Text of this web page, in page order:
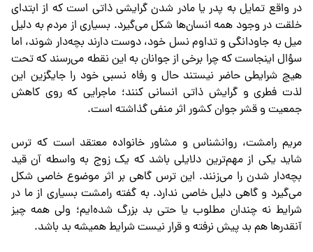
در واقع تمایل به پدر یا مادر شدن گرایشی ذاتی است که از ابتدای
خلقت در وجود همه انسان‌ها شکل می‌گیرد. بسیاری از مردم به دلیل
میل به جاودانگی و تداوم نسل خود، دوست دارند بچه‌دار شوند، اما
سؤال اینجاست که چرا برخی از جوانان به این نقطه می‌رسند که تحت
هیچ شرایطی حاضر نیستند حال و رفاه نسبی خود را جایگزین این
لذت فطری و گرایش ذاتی انسانی کنند؛ ماجرایی که روی کاهش
جمعیت و قشر جوان کشور اثر منفی گذاشته است.
مریم رامشت، روانشناس و مشاور خانواده معتقد است که ترس
شاید یکی از مهم‌ترین دلایلی باشد که یک زوج به واسطه آن قید
بچه‌دار شدن را می‌زنند. این ترس گاهی بر اثر موضوع خاصی شکل
می‌گیرد و گاهی دلیل خاصی ندارد. به گفته رامشت بسیاری از ما در
شرایط نه چندان مطلوب یا حتی بد بزرگ شده‌ایم؛ ولی همه چیز
آنقدرها هم بد پیش نرفته و قرار نیست شرایط همیشه بد باشد.